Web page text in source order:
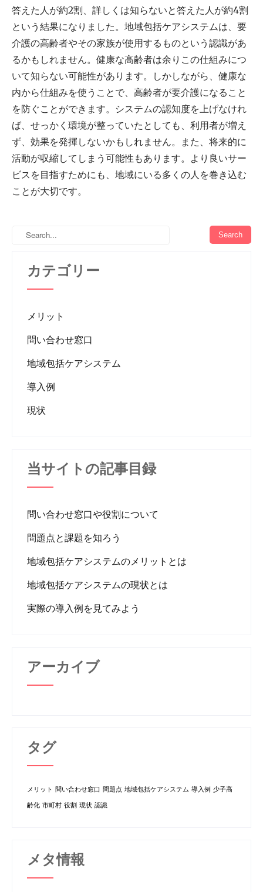
答えた人が約2割、詳しくは知らないと答えた人が約4割
という結果になりました。地域包括ケアシステムは、要
介護の高齢者やその家族が使用するものという認識があ
るかもしれません。健康な高齢者は余りこの仕組みにつ
いて知らない可能性があります。しかしながら、健康な
内から仕組みを使うことで、高齢者が要介護になること
を防ぐことができます。システムの認知度を上げなけれ
ば、せっかく環境が整っていたとしても、利用者が増え
ず、効果を発揮しないかもしれません。また、将来的に
活動が収縮してしまう可能性もあります。より良いサー
ビスを目指すためにも、地域にいる多くの人を巻き込む
ことが大切です。
カテゴリー
メリット
問い合わせ窓口
地域包括ケアシステム
導入例
現状
当サイトの記事目録
問い合わせ窓口や役割について
問題点と課題を知ろう
地域包括ケアシステムのメリットとは
地域包括ケアシステムの現状とは
実際の導入例を見てみよう
アーカイブ
タグ
メリット 問い合わせ窓口 問題点 地域包括ケアシステム 導入例 少子高
齢化 市町村 役割 現状 認識
メタ情報